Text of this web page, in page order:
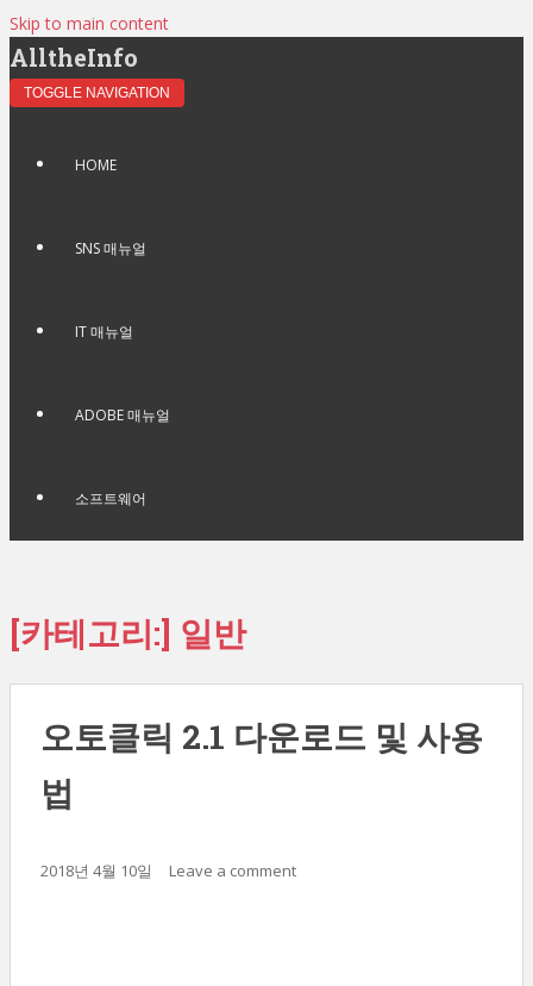
Skip to main content
AlltheInfo
TOGGLE NAVIGATION
HOME
SNS 매뉴얼
IT 매뉴얼
ADOBE 매뉴얼
소프트웨어
[카테고리:] 일반
오토클릭 2.1 다운로드 및 사용
법
2018년 4월 10일 Leave a comment